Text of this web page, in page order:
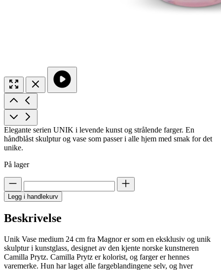
Elegante serien UNIK i levende kunst og strålende farger. En
håndblåst skulptur og vase som passer i alle hjem med smak for det
unike.
På lager
Legg i handlekurv
Beskrivelse
Unik Vase medium 24 cm fra Magnor er som en eksklusiv og unik
skulptur i kunstglass, designet av den kjente norske kunstneren
Camilla Prytz. Camilla Prytz er kolorist, og farger er hennes
varemerke. Hun har laget alle fargeblandingene selv, og hver